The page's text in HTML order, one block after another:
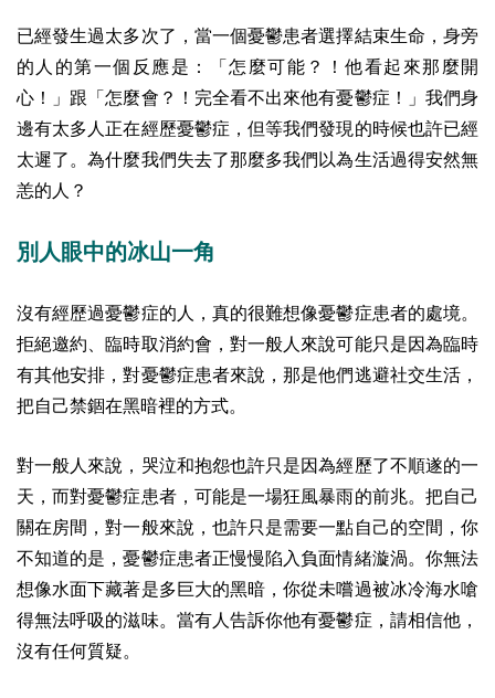
已經發生過太多次了，當一個憂鬱患者選擇結束生命，身旁
的人的第一個反應是：「怎麼可能？！他看起來那麼開
心！」跟「怎麼會？！完全看不出來他有憂鬱症！」我們身
邊有太多人正在經歷憂鬱症，但等我們發現的時候也許已經
太遲了。為什麼我們失去了那麼多我們以為生活過得安然無
恙的人？
別人眼中的冰山一角
沒有經歷過憂鬱症的人，真的很難想像憂鬱症患者的處境。
拒絕邀約、臨時取消約會，對一般人來說可能只是因為臨時
有其他安排，對憂鬱症患者來說，那是他們逃避社交生活，
把自己禁錮在黑暗裡的方式。
對一般人來說，哭泣和抱怨也許只是因為經歷了不順遂的一
天，而對憂鬱症患者，可能是一場狂風暴雨的前兆。把自己
關在房間，對一般來說，也許只是需要一點自己的空間，你
不知道的是，憂鬱症患者正慢慢陷入負面情緒漩渦。你無法
想像水面下藏著是多巨大的黑暗，你從未嚐過被冰冷海水嗆
得無法呼吸的滋味。當有人告訴你他有憂鬱症，請相信他，
沒有任何質疑。